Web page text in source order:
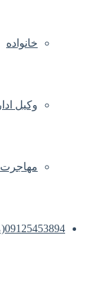
خانواده
وکیل
09125453894(مشاوره با وکیل)